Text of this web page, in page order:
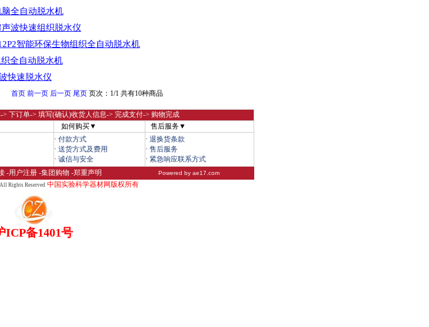
全自动脱水机
波快速组织脱水仪
智能环保生物组织全自动脱水机
全自动脱水机
快速脱水仪
首页 前一页 后一页 尾页 页次：1/1 共有10种商品
下订单-> 填写(确认)收货人信息-> 完成支付-> 购物完成
如何购买▼
售后服务▼
· 付款方式
· 送货方式及费用
· 诚信与安全
· 退换货条款
· 售后服务
· 紧急响应联系方式
-用户注册 -集团购物 -郑重声明 Powered by ae17.com
Rights Reserved 中国实验科学器材网版权所有
ICP备1401号